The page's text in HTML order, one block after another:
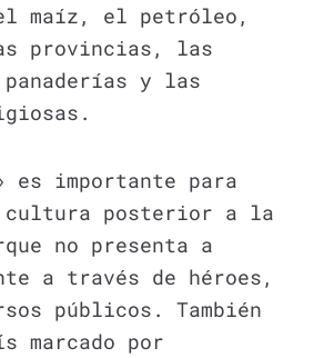
maíz, el petróleo,
provincias, las
panaderías y las
es importante para
cultura posterior a la
no presenta a
a través de héroes,
públicos. También
marcado por